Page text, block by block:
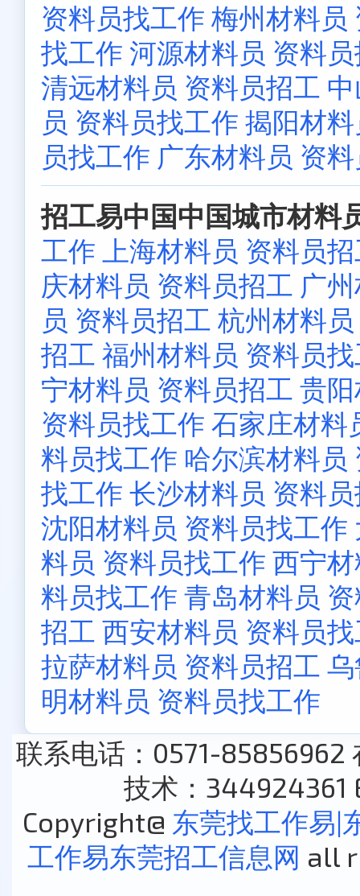
资料员找工作 梅州材料员
找工作 河源材料员 资料
清远材料员 资料员招工
员 资料员找工作 揭阳材
员找工作 广东材料员 资
招工易中国中国城市材料
工作 上海材料员 资料员
庆材料员 资料员招工 广
员 资料员招工 杭州材料
招工 福州材料员 资料员
宁材料员 资料员招工 贵
资料员找工作 石家庄材料
料员找工作 哈尔滨材料员
找工作 长沙材料员 资料
沈阳材料员 资料员找工作
料员 资料员找工作 西宁
料员找工作 青岛材料员
招工 西安材料员 资料员
拉萨材料员 资料员招工
明材料员 资料员找工作
联系电话：0571-85856962
技术：344924361
Copyright@ 东莞找工作易|
工作易东莞招工信息网 all